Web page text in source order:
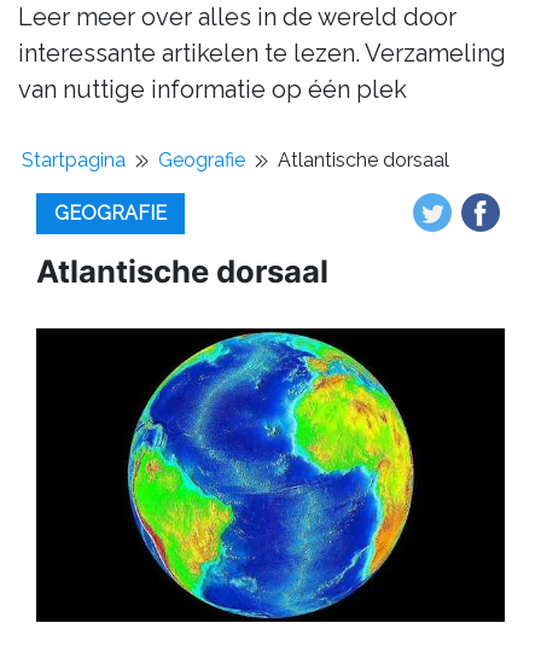
Leer meer over alles in de wereld door
interessante artikelen te lezen. Verzameling
van nuttige informatie op één plek
Startpagina Geografie Atlantische dorsaal
GEOGRAFIE
Atlantische dorsaal